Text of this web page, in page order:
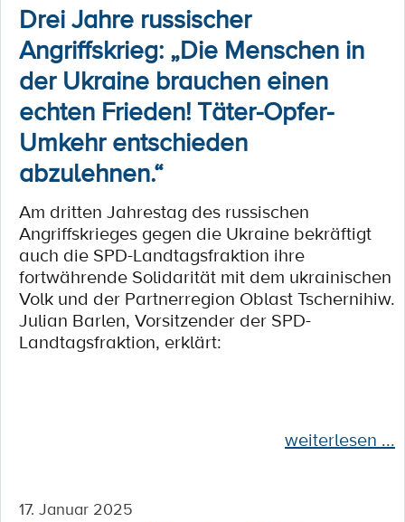
Drei Jahre russischer
Angriffskrieg: „Die Menschen in
der Ukraine brauchen einen
echten Frieden! Täter-Opfer-
Umkehr entschieden
abzulehnen.“
Am dritten Jahrestag des russischen
Angriffskrieges gegen die Ukraine bekräftigt
auch die SPD-Landtagsfraktion ihre
fortwährende Solidarität mit dem ukrainischen
Volk und der Partnerregion Oblast Tschernihiw.
Julian Barlen, Vorsitzender der SPD-
Landtagsfraktion, erklärt:
weiterlesen ...
17. Januar 2025